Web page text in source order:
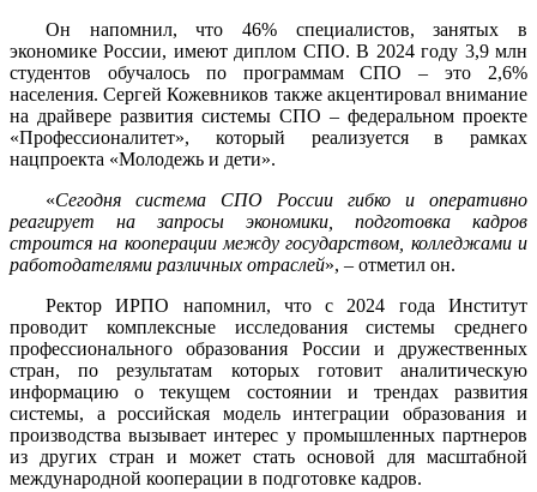
Он напомнил, что 46% специалистов, занятых в
экономике России, имеют диплом СПО. В 2024 году 3,9 млн
студентов обучалось по программам СПО – это 2,6%
населения. Сергей Кожевников также акцентировал внимание
на драйвере развития системы СПО – федеральном проекте
«Профессионалитет», который реализуется в рамках
нацпроекта «Молодежь и дети».
«Сегодня система СПО России гибко и оперативно
реагирует на запросы экономики, подготовка кадров
строится на кооперации между государством, колледжами и
работодателями различных отраслей», – отметил он.
Ректор ИРПО напомнил, что с 2024 года Институт
проводит комплексные исследования системы среднего
профессионального образования России и дружественных
стран, по результатам которых готовит аналитическую
информацию о текущем состоянии и трендах развития
системы, а российская модель интеграции образования и
производства вызывает интерес у промышленных партнеров
из других стран и может стать основой для масштабной
международной кооперации в подготовке кадров.